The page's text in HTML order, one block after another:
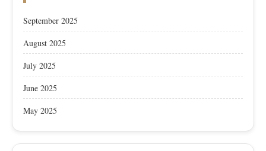
September 2025
August 2025
July 2025
June 2025
May 2025